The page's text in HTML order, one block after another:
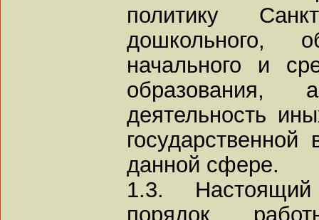
политику
дошкольного,
начального и
образования,
деятельность
государственной
данной сфере.
1.3. Настоящий
порядок